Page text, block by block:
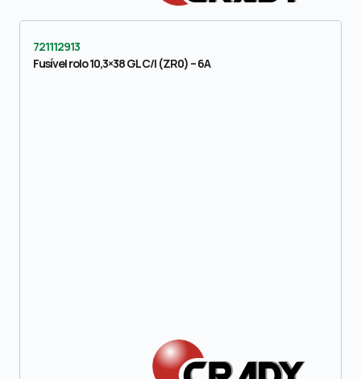
721112913
Fusível rolo 10,3×38 GL C/I (ZR0) – 6A